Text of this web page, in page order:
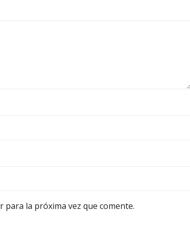
la próxima vez que comente.